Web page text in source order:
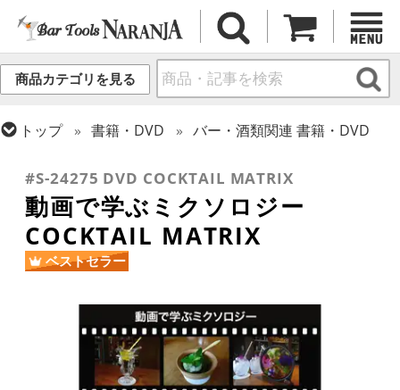
商品カテゴリを見る
トップ 書籍・DVD
バー・酒類関連 書籍・DVD
#S-24275 DVD COCKTAIL MATRIX
動画で学ぶミクソロジー
COCKTAIL MATRIX
ベストセラー